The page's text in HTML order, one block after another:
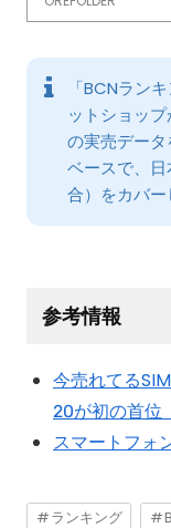
「BCNラン
ットショッ
の実売デー
ベースで、
合）をカバー
参考情報
今売れてる
20が初の首
スマートフォ
ランキング